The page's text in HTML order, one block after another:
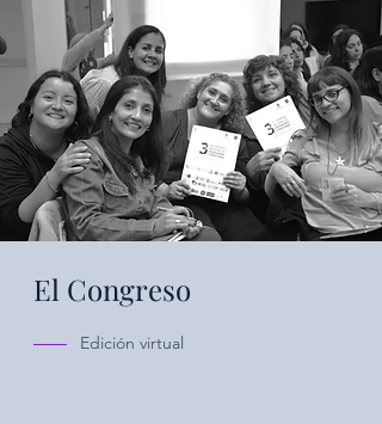
El Congreso
Edición virtual